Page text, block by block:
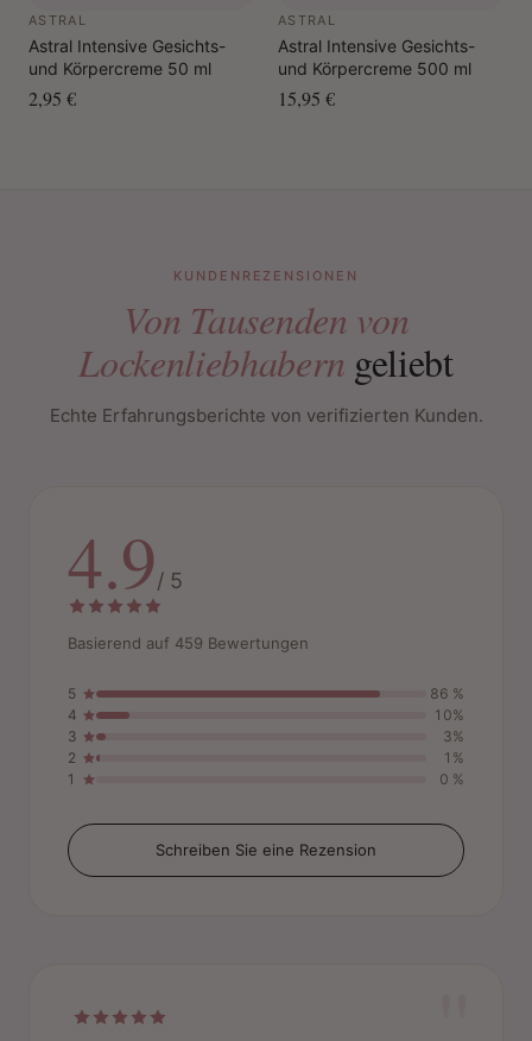
ASTRAL
Astral Intensive Gesichts-
und Körpercreme 50 ml
2,95 €
ASTRAL
Astral Intensive Gesichts-
und Körpercreme 500 ml
15,95 €
KUNDENREZENSIONEN
Von Tausenden von
Lockenliebhabern geliebt
Echte Erfahrungsberichte von verifizierten Kunden.
4.9/ 5
Basierend auf 459 Bewertungen
5
86 %
4
10%
3
3%
2
1%
1
0 %
Schreiben Sie eine Rezension